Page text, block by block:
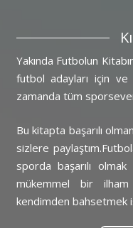
Yakında Futbolun
futbol adayları için
zamanda tüm
Bu kitapta başarılı
sizlere
sporda başarılı
mükemmel bir ilham
kendimden bahsetmek